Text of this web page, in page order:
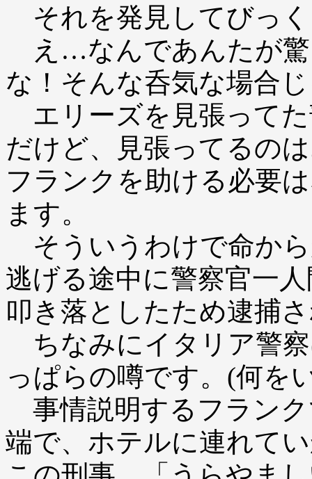
それを発見してびっ
え…なんであんたが
な！そんな呑気な場合
エリーズを見張って
だけど、見張ってるの
フランクを助ける必要
ます。
そういうわけで命か
逃げる途中に警察官一
叩き落としたため逮捕
ちなみにイタリア警
っぱらの噂です。(何を
事情説明するフラン
端で、ホテルに連れて